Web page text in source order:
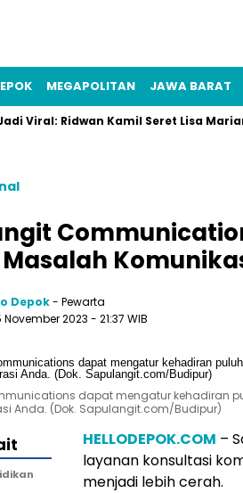
MEGAPOLITAN JAWA BARAT
Viral: Ridwan Kamil Seret Lisa
Depok- Pewarta
2023 - 21:37 WIB
dapat mengatur kehadiran
Anda. (Dok. Sapulangit.com/Budipur)
HELLODEPOK.COM –
layanan konsultasi
menjadi lebih cerah.